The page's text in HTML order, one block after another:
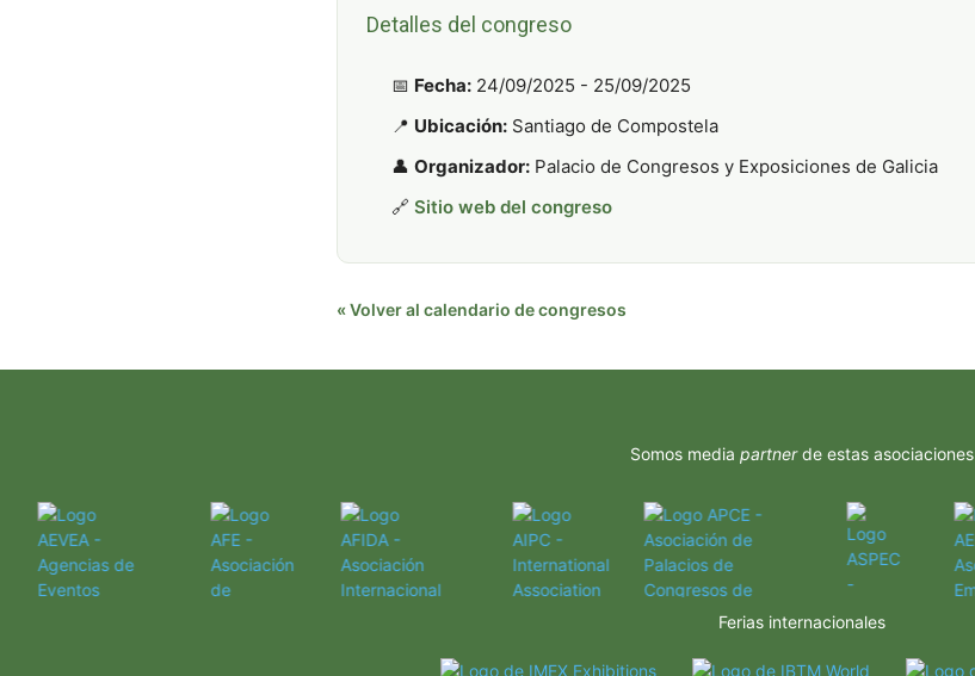
Detalles del congreso
📅 Fecha: 24/09/2025 - 25/09/2025
📍 Ubicación: Santiago de Compostela
👤 Organizador: Palacio de Congresos y Exposiciones de Galicia
🔗 Sitio web del congreso
« Volver al calendario de congresos
Somos media partnerde estas asociaciones
Ferias internacionales